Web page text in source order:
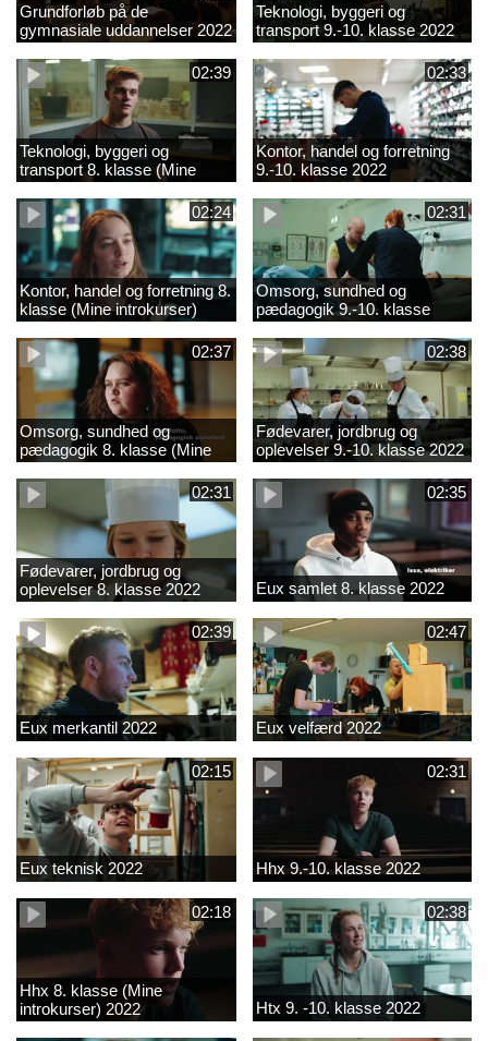
Grundforløb på de
gymnasiale uddannelser 2022
Teknologi, byggeri og
transport 9.-10. klasse 2022
02:39
Teknologi, byggeri og
transport 8. klasse (Mine
introkurser) 2022
02:33
Kontor, handel og forretning
9.-10. klasse 2022
02:24
Kontor, handel og forretning 8.
klasse (Mine introkurser)
2022
02:31
Omsorg, sundhed og
pædagogik 9.-10. klasse
2022
02:37
Omsorg, sundhed og
pædagogik 8. klasse (Mine
introkurser) 2022
02:38
Fødevarer, jordbrug og
oplevelser 9.-10. klasse 2022
02:31
Fødevarer, jordbrug og
oplevelser 8. klasse 2022
02:35
Eux samlet 8. klasse 2022
02:39
Eux merkantil 2022
02:47
Eux velfærd 2022
02:15
Eux teknisk 2022
02:31
Hhx 9.-10. klasse 2022
02:18
Hhx 8. klasse (Mine
introkurser) 2022
02:38
Htx 9. -10. klasse 2022